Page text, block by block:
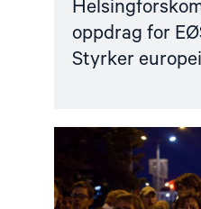
oppdrag for
Styrker